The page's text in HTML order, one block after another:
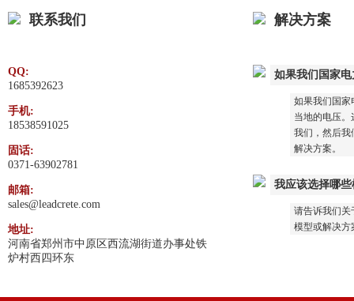
联系我们
QQ:
1685392623
手机:
18538591025
固话:
0371-63902781
邮箱:
sales@leadcrete.com
地址:
河南省郑州市中原区西流湖街道办事处铁
炉村西四环东
解决方案
如果我们国家
如果我们国家
当地的电压。
我们，然后我
解决方案。
我应该选择哪
请告诉我们关
模型或解决方